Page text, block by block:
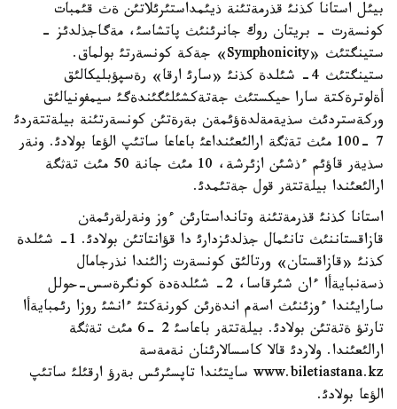
بيئل استانا كذنئ قذرمةتئنة ذيئمداستئرئلاتئن ةث قئمبات
كونسةرت - بريتان روك جانرئنئث پاتشاسئ، مةگاجذلدئز -
ستينگتئث «Symphonicity» جةكة كونسةرتئ بولماق.
ستينگتئث 4- شئلدة كذنئ «سارئ ارقا» رةسپؤبليكالئق
أةلوترةكتة سارا حيكستئث جةتةكشئلئگئندةگئ سيمفونيالئق
وركةستردئث سذيةمةلدةؤئمةن بةرةتئن كونسةرتئنة بيلةتتةردئ
7 -100 مئث تةثگة ارالئعئنداعئ باعاعا ساتئپ الؤعا بولادئ. ونةر
سذيةر قاؤئم ءذشئن ازئرشة، 10 مئث جانة 50 مئث تةثگة
ارالئعئندا بيلةتتةر قول جةتئمدئ.
استانا كذنئ قذرمةتئنة وتانداستارئن ءوز ونةرلةرئمةن
قازاقستاننئث تانئمال جذلدئزدارئ دا قؤانتاتئن بولادئ. 1- شئلدة
كذنئ «قازاقستان» ورتالئق كونسةرت زالئندا نذرجامال
ذسةنبايةأا ءان شئرقاسا، 2- شئلدةدة كونگرةسس-حولل
سارايئندا ءوزئنئث اسةم اندةرئن كورنةكتئ ءانشئ روزا رئمبايةأا
تارتؤ ةتةتئن بولادئ. بيلةتتةر باعاسئ 2 -6 مئث تةثگة
ارالئعئندا. ولاردئ قالا كاسسالارئنان نةمةسة
www.biletiastana.kz سايتئندا تاپسئرئس بةرؤ ارقئلئ ساتئپ
الؤعا بولادئ.